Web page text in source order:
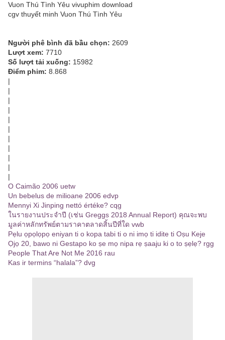
Vuon Thú Tình Yêu vivuphim download
cgv thuyết minh Vuon Thú Tình Yêu
Người phê bình đã bầu chọn: 2609
Lượt xem: 7710
Số lượt tải xuống: 15982
Điểm phim: 8.868
|
|
|
|
|
|
|
|
|
|
|
O Caimão 2006 uetw
Un bebelus de milioane 2006 edvp
Mennyi Xi Jinping nettó értéke? cqg
ในรายงานประจำปี (เช่น Greggs 2018 Annual Report) คุณจะพบ
มูลค่าหลักทรัพย์ตามราคาตลาดสิ้นปีที่ใด vwb
Pẹlu ọpọlọpọ eniyan ti o kopa tabi ti o ni imọ ti idite ti Oṣu Keje
Ọjọ 20, bawo ni Gestapo ko ṣe mọ nipa rẹ ṣaaju ki o to ṣẹlẹ? rgg
People That Are Not Me 2016 rau
Kas ir termins “halala”? dvg